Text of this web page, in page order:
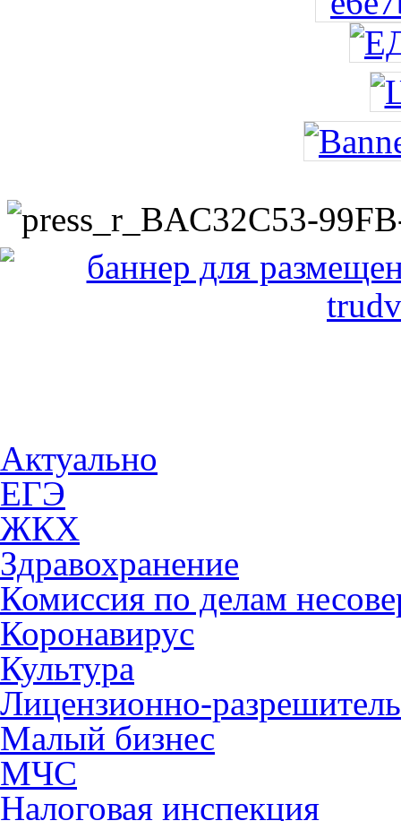
Актуально
ЕГЭ
ЖКХ
Здравохранение
Комиссия по делам
Коронавирус
Культура
Лицензионно-
Малый бизнес
МЧС
Налоговая инспекция